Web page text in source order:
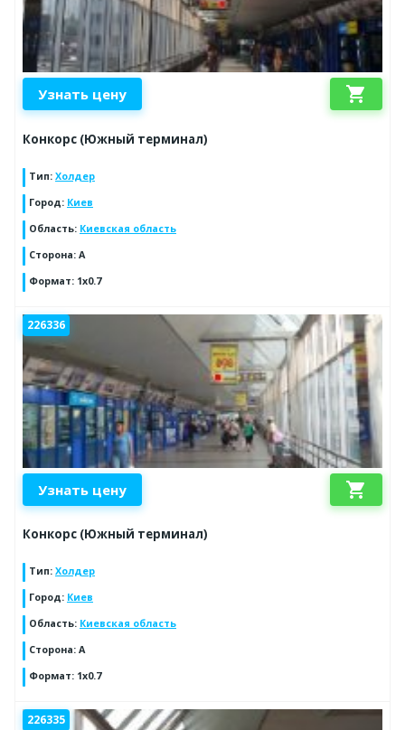
Узнать цену shopping_cart
Конкорс (Южный терминал)
Тип: Холдер
Город: Киев
Область: Киевская область
Сторона: A
Формат: 1x0.7
226336
Узнать цену shopping_cart
Конкорс (Южный терминал)
Тип: Холдер
Город: Киев
Область: Киевская область
Сторона: A
Формат: 1x0.7
226335